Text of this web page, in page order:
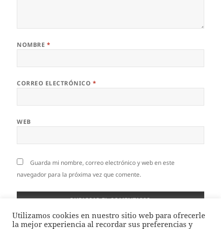
NOMBRE *
CORREO ELECTRÓNICO *
WEB
Guarda mi nombre, correo electrónico y web en este
navegador para la próxima vez que comente.
Utilizamos cookies en nuestro sitio web para ofrecerle
la mejor experiencia al recordar sus preferencias y